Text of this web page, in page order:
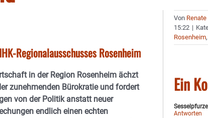
Regionalausschusses Rosenheim
in der Region Rosenheim ächzt
zunehmenden Bürokratie und fordert
von der Politik anstatt neuer
endlich einen echten
Von Renate
15:22 |
Rosenheim
Ein
Antworten